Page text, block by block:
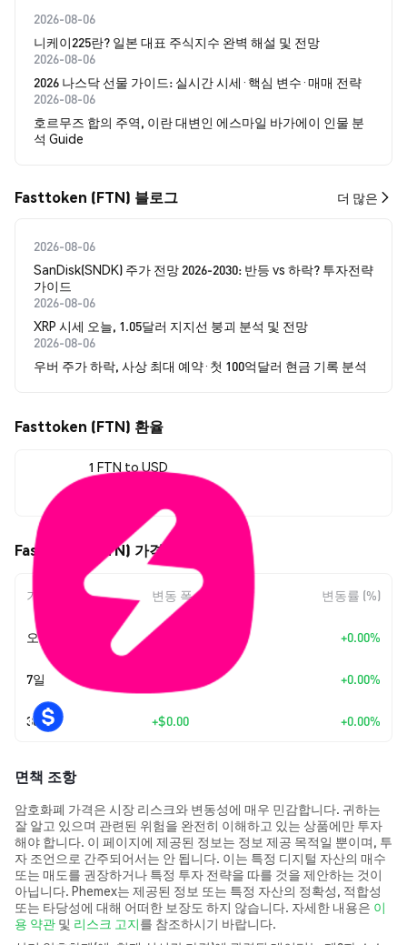
2026-08-06
니케이225란? 일본 대표 주식지수 완벽 해설 및 전망
2026-08-06
2026 나스닥 선물 가이드: 실시간 시세·핵심 변수·매매 전략
2026-08-06
호르무즈 합의 주역, 이란 대변인 에스마일 바가에이 인물 분
석 Guide
Fasttoken (FTN) 블로그 더 많은
2026-08-06
SanDisk(SNDK) 주가 전망 2026-2030: 반등 vs 하락? 투자전략
가이드
2026-08-06
XRP 시세 오늘, 1.05달러 지지선 붕괴 분석 및 전망
2026-08-06
우버 주가 하락, 사상 최대 예약·첫 100억달러 현금 기록 분석
Fasttoken (FTN) 환율
1 FTN to USD
Fasttoken (FTN) 가격 움직임
기간 변동 폭 변동률 (%)
오늘 + +0.00%
7일 +0.00%
30일 +$0.00 +0.00%
면책 조항
암호화폐 가격은 시장 리스크와 변동성에 매우 민감합니다. 귀하는
잘 알고 있으며 관련된 위험을 완전히 이해하고 있는 상품에만 투자
해야 합니다. 이 페이지에 제공된 정보는 정보 제공 목적일 뿐이며, 투
자 조언으로 간주되어서는 안 됩니다. 이는 특정 디지털 자산의 매수
또는 매도를 권장하거나 특정 투자 전략을 따를 것을 제안하는 것이
아닙니다. Phemex는 제공된 정보 또는 특정 자산의 정확성, 적합성
또는 타당성에 대해 어떠한 보장도 하지 않습니다. 자세한 내용은 이
용 약관 및 리스크 고지를 참조하시기 바랍니다.